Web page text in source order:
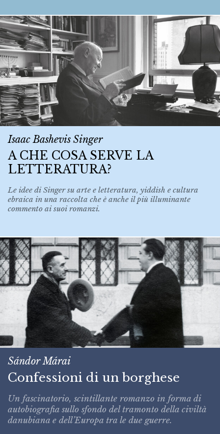
Isaac Bashevis Singer
A CHE COSA SERVE LA
LETTERATURA?
Le idee di Singer su arte e letteratura, yiddish e cultura
ebraica in una raccolta che è anche il più illuminante
commento ai suoi romanzi.
Sándor Márai
Confessioni di un borghese
Un fascinatorio, scintillante romanzo in forma di
autobiografia sullo sfondo del tramonto della civiltà
danubiana e dell’Europa tra le due guerre.